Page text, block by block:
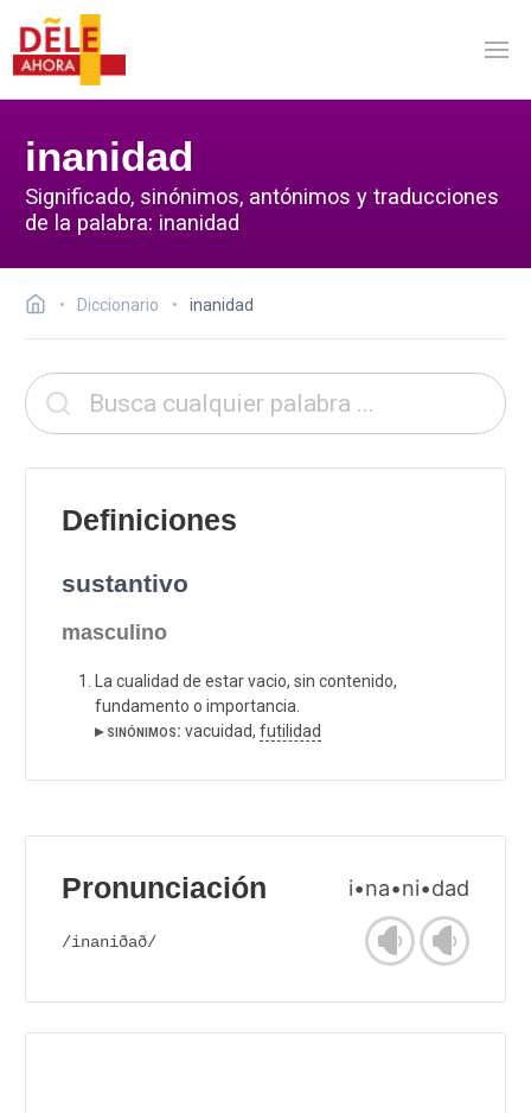
inanidad
Significado, sinónimos, antónimos y traducciones
de la palabra: inanidad
Diccionario inanidad
Definiciones
sustantivo
masculino
La cualidad de estar vacio, sin contenido,
fundamento o importancia.
▸ sinónimos: vacuidad, futilidad
Pronunciación i•na•ni•dad
/inaniðað/